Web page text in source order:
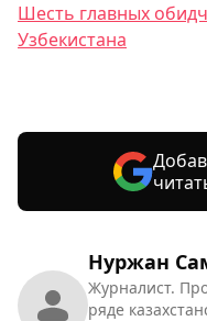
Нуржан
Журналист.
ряде
Шесть главных
Узбекистана